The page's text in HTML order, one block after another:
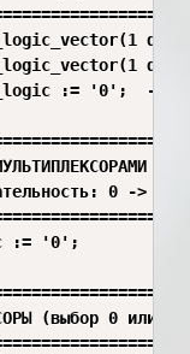
:= '0';  --
0 -> 1 -
:= '0';
(выбор 0 или